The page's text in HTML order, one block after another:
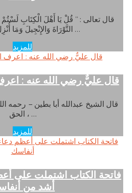
قال تعالى : ” قُلْ يَا أَهْلَ الْكِتَابِ
التَّوْرَاةَ وَالإِنْجِيلَ وَمَا أُنْزِلَ إِلَيْكُمْ مِنْ …
للمزيد
قال عليٌّ رضي الله عنه :
قال الشيخ عبدالله أبا بطين – رحمه
الحق ، …
للمزيد
فاتحة الكتاب اشتملت على
أشد من